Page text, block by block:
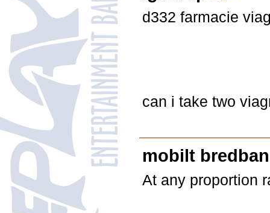
d332 farmacie
can i take two
mobilt
At any proportion